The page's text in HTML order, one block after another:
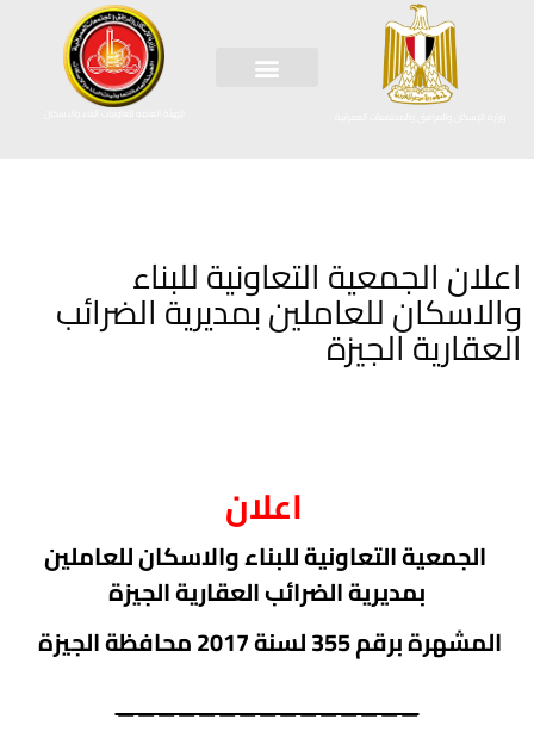
الهيئة العامة لتعاونيات البناء والاسكان
اعلان الجمعية التعاونية للبناء
والاسكان للعاملين بمديرية الضرائب
العقارية الجيزة
اعلان
الجمعيةالتعاونيةللبناء والاسكان للعاملين
بمديرية الضرائب العقارية الجيزة
المشهرة برقم 355
لسنة 2017 محافظة الجيزة
_______________